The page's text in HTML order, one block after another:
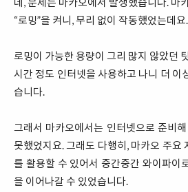
“로밍”을 켜니, 무리 없이 작동했었는데요.
로밍이 가능한 용량이 그리 많지 않았던
시간 정도 인터넷을 사용하고 나니 더 이
습니다.
그래서 마카오에서는 인터넷으로 준비
못했었지요. 그래도 다행히, 마카오 주요
를 활용할 수 있어서 중간중간 와이파이
을 이어나갈 수 있었습니다.